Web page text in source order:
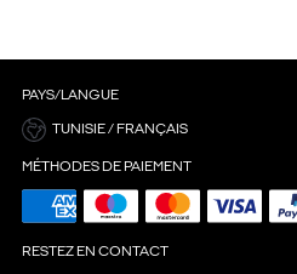
PAYS/LANGUE
TUNISIE / FRANÇAIS
MÉTHODES DE PAIEMENT
RESTEZ EN CONTACT